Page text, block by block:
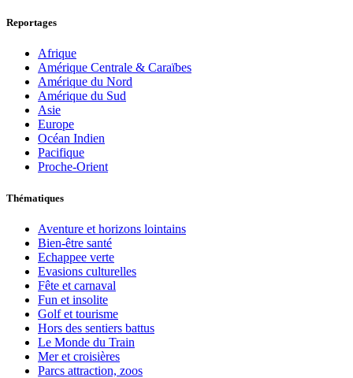
Reportages
Afrique
Amérique Centrale & Caraïbes
Amérique du Nord
Amérique du Sud
Asie
Europe
Océan Indien
Pacifique
Proche-Orient
Thématiques
Aventure et horizons lointains
Bien-être santé
Echappee verte
Evasions culturelles
Fête et carnaval
Fun et insolite
Golf et tourisme
Hors des sentiers battus
Le Monde du Train
Mer et croisières
Parcs attraction, zoos